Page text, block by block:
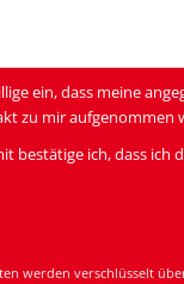
ein, dass meine
zu mir aufgenommen
bestätige ich, dass ich
werden verschlüsselt